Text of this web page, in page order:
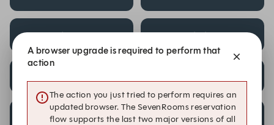
14:00 14:15
15:00 15:15
A browser upgrade is required to perform that
action
The action you just tried to perform requires an
updated browser. The SevenRooms reservation
flow supports the last two major versions of all